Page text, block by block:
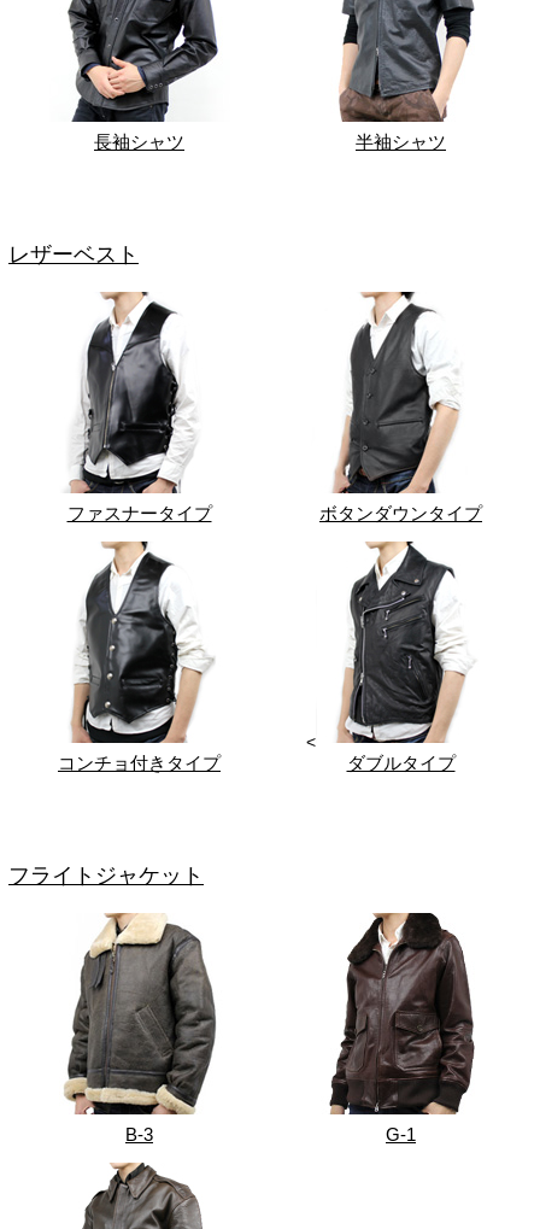
長袖シャツ 半袖シャツ
レザーベスト
ファスナータイプ ボタンダウンタイプ
コンチョ付きタイプ
<
ダブルタイプ
フライトジャケット
B-3 G-1